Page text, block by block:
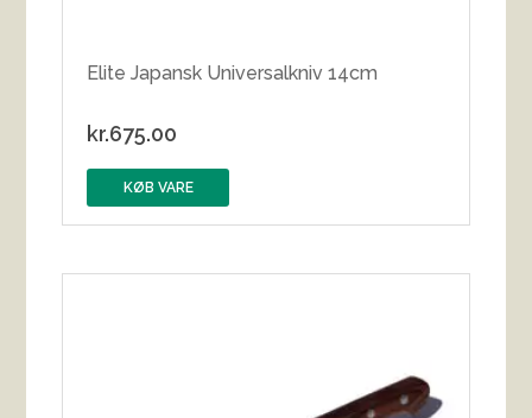
Elite Japansk Universalkniv 14cm
kr.675.00
KØB VARE